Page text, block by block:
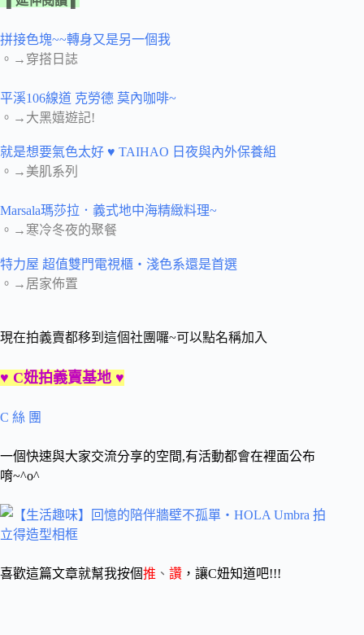
拼接色塊~~轉身又是另一個我
。→穿搭日誌
平溪106線道 克勞德 莫內咖啡~
。→大黑嬉遊記!
就是想要氣色太好 ♥ TAIHAO 日夜與內外保養組
。→美肌系列
Marsala瑪莎拉．義式地中海精緻料理~
。→寒冷冬夜的聚餐
特力屋 超值雙門電視櫃‧淺色系還是首選
。→居家佈置
現在拍義賣都移到這個社團囉~可以點名稱加入
♥ C妞拍義賣基地 ♥
C 絲 團
一個快速與大家交流分享的空間,有活動都會在裡面公布
唷~^o^
喜歡這篇文章就幫我按個推 、 讚 ，讓C妞知道吧!!!